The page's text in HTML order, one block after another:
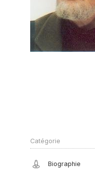
Catégorie
Biographie